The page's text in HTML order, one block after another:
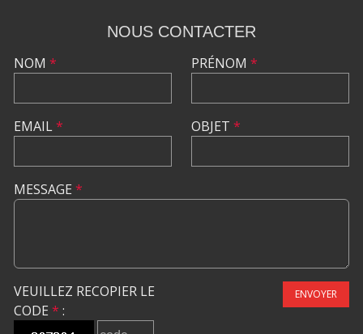
NOUS CONTACTER
NOM *
EMAIL*
PRÉNOM *
OBJET *
MESSAGE *
VEUILLEZ RECOPIER LE
CODE * :
ENVOYER